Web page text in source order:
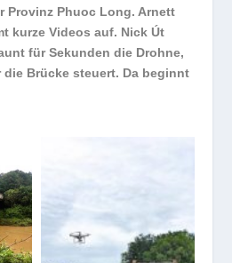
Provinz Phuoc Long. Arnett
kurze Videos auf. Nick Út
für Sekunden die Drohne,
die Brücke steuert. Da beginnt